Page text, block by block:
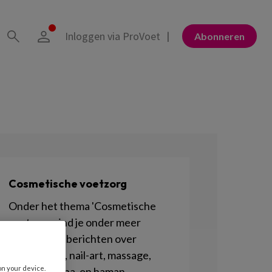
Abonneren
Inloggen via ProVoet
Cosmetische voetzorg
Onder het thema 'Cosmetische
voetzorg vind je onder meer
artikelen en berichten over
nagellakken, nail-art, massage,
your device.